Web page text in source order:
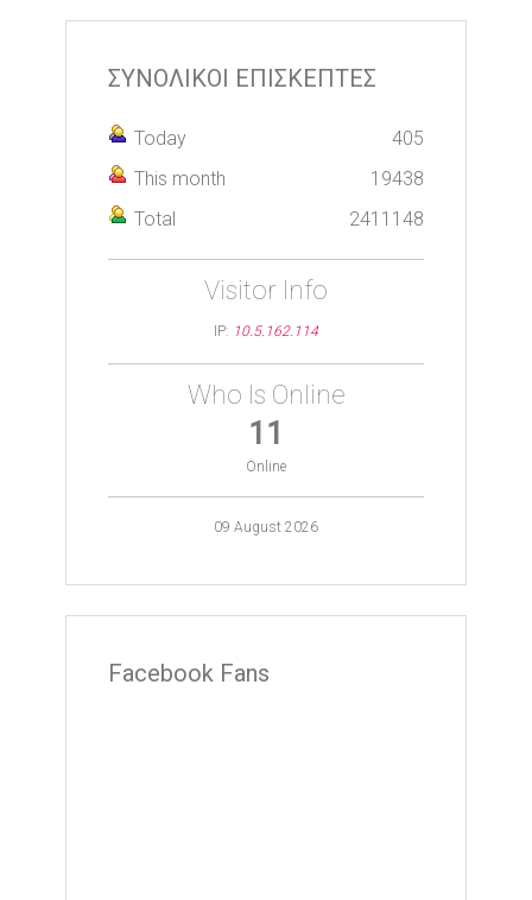
ΣΥΝΟΛΙΚΟΙ ΕΠΙΣΚΕΠΤΕΣ
Today
405
This month
19438
Total
2411148
Visitor Info
IP: 10.5.162.114
Who Is Online
11
Online
09 August 2026
Facebook Fans